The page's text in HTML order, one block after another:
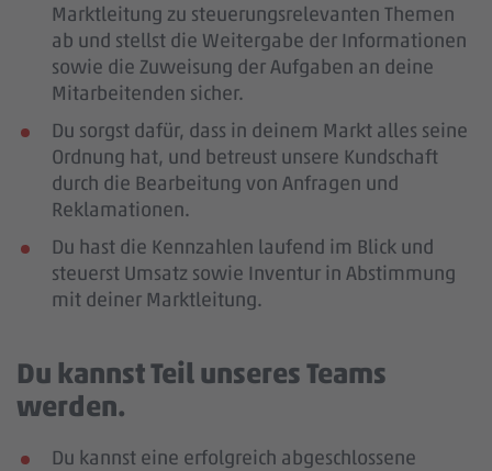
Marktleitung zu steuerungsrelevanten Themen
ab und stellst die Weitergabe der Informationen
sowie die Zuweisung der Aufgaben an deine
Mitarbeitenden sicher.
Du sorgst dafür, dass in deinem Markt alles seine
Ordnung hat, und betreust unsere Kundschaft
durch die Bearbeitung von Anfragen und
Reklamationen.
Du hast die Kennzahlen laufend im Blick und
steuerst Umsatz sowie Inventur in Abstimmung
mit deiner Marktleitung.
Du kannst Teil unseres Teams
werden.
Du kannst eine erfolgreich abgeschlossene